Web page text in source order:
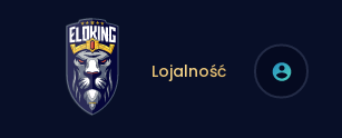
Lojalność